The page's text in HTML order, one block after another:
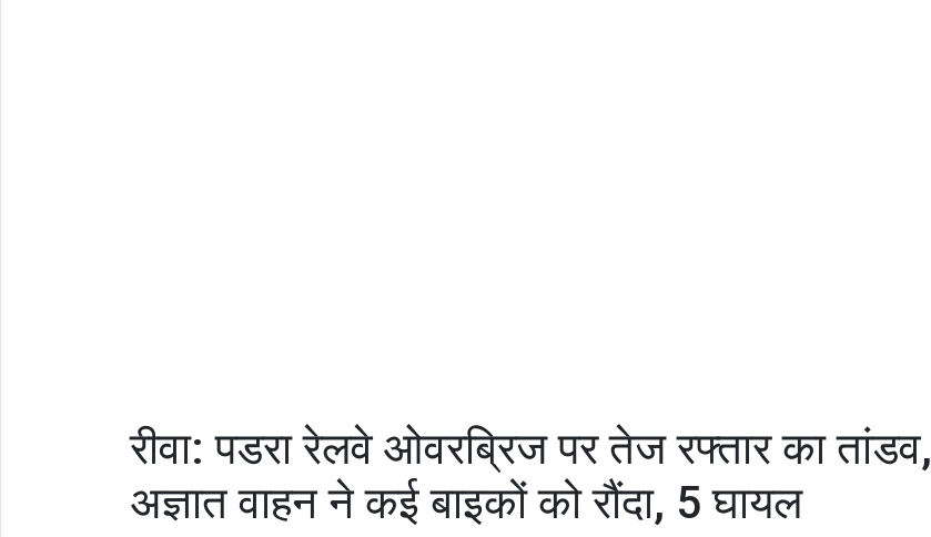
रीवा: पडरा रेलवे ओवरब्रिज पर तेज रफ्तार का तांडव,
अज्ञात वाहन ने कई बाइकों को रौंदा, 5 घायल